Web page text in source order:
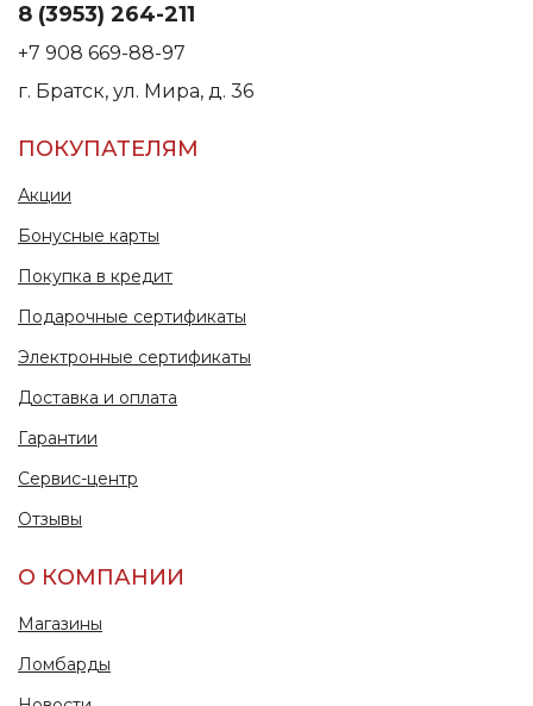
8 (3953) 264-211
+7 908 669-88-97
г. Братск, ул. Мира, д. 36
ПОКУПАТЕЛЯМ
Акции
Бонусные карты
Покупка в кредит
Подарочные сертификаты
Электронные сертификаты
Доставка и оплата
Гарантии
Сервис-центр
Отзывы
О КОМПАНИИ
Магазины
Ломбарды